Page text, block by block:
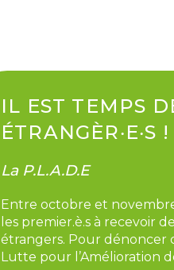
IL EST TEMPS
ÉTRANGÈR‧E‧S !
La P.L.A.D.E
Entre octobre et
les premier.è.s à recevoir
étrangers. Pour dénoncer
Lutte pour l’Amélioration